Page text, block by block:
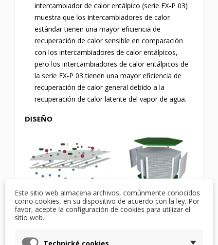
intercambiador de calor entálpico (serie EX-P 03)
muestra que los intercambiadores de calor
estándar tienen una mayor eficiencia de
recuperación de calor sensible en comparación
con los intercambiadores de calor entálpicos,
pero los intercambiadores de calor entálpicos de
la serie EX-P 03 tienen una mayor eficiencia de
recuperación de calor general debido a la
recuperación de calor latente del vapor de agua.
DISEÑO
El intercambiador de calor entálpico EX-P 03 tiene
la misma forma que el intercambiador estándar
su sustitución.
Este sitio web almacena archivos, comúnmente conocidos
como cookies, en su dispositivo de acuerdo con la ley. Por
favor, acepte la configuración de cookies para utilizar el
sitio web.
Technické cookies